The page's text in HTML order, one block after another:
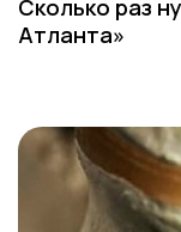
Сколько раз
Атланта»